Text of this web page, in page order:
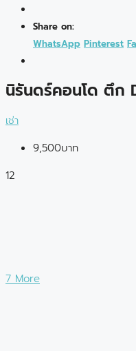
Share on:
WhatsApp Pinterest
นิรันดร์คอนโด ตึก
เช่า
9,500บาท
12
7 More